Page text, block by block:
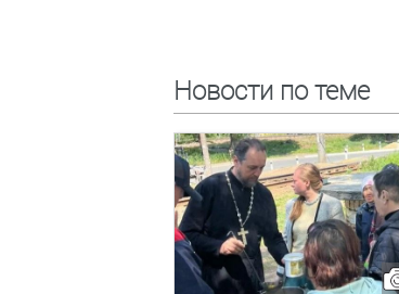
Новости по теме